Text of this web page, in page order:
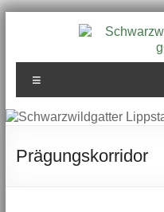
Lippstadt
Prägungskorridor